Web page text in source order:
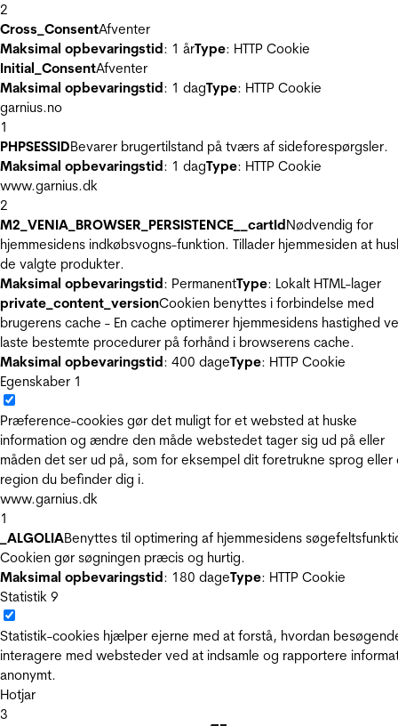
2
Cross_ConsentAfventer
Maksimal opbevaringstid: 1 årType: HTTP Cookie
Initial_ConsentAfventer
Maksimal opbevaringstid: 1 dagType: HTTP Cookie
garnius.no
1
PHPSESSIDBevarer brugertilstand på tværs af sideforespørgsler.
Maksimal opbevaringstid: 1 dagType: HTTP Cookie
www.garnius.dk
2
M2_VENIA_BROWSER_PERSISTENCE__cartIdNødvendig for
hjemmesidens indkøbsvogns-funktion. Tillader hjemmesiden at
de valgte produkter.
Maksimal opbevaringstid: PermanentType: Lokalt HTML-lager
private_content_versionCookien benyttes i forbindelse med
brugerens cache - En cache optimerer hjemmesidens hastighed
laste bestemte procedurer på forhånd i browserens cache.
Maksimal opbevaringstid: 400 dageType: HTTP Cookie
Egenskaber 1
Præference-cookies gør det muligt for et websted at huske
information og ændre den måde webstedet tager sig ud på eller
måden det ser ud på, som for eksempel dit foretrukne sprog eller
region du befinder dig i.
www.garnius.dk
1
_ALGOLIABenyttes til optimering af hjemmesidens
Cookien gør søgningen præcis og hurtig.
Maksimal opbevaringstid: 180 dageType: HTTP Cookie
Statistik 9
Statistik-cookies hjælper ejerne med at forstå, hvordan
interagere med websteder ved at indsamle og rapportere
anonymt.
Hotjar
3